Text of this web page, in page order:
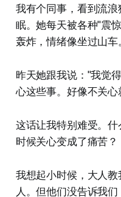
我有个同事，看到流
眠。她每天被各种"震
轰炸，情绪像坐过山车
昨天她跟我说："我觉
心这些事。好像不关
这话让我特别难受。
时候关心变成了痛苦？
我想起小时候，大人
人。但他们没告诉我